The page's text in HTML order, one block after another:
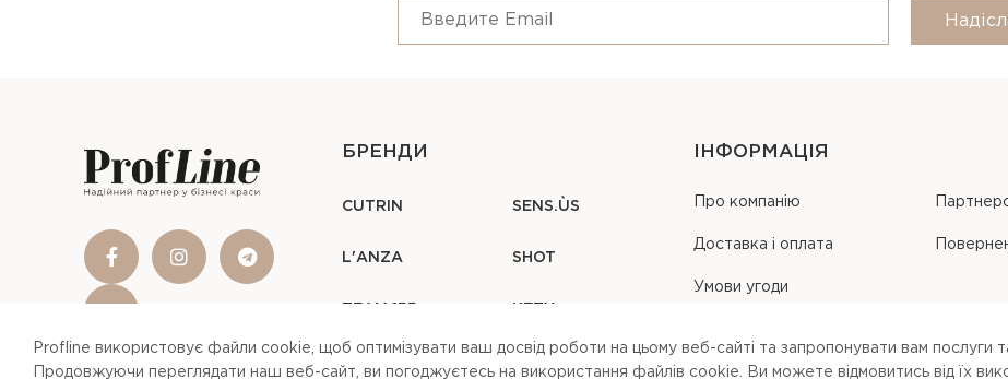
БРЕНДИ
CUTRIN SENS.ÙS
L'ANZA SHOT
ІНФОРМАЦІЯ
Про компанію
Доставка і оплата
Умови угоди
Profline використовує файли cookie, щоб оптимізувати ваш досвід роботи на цьому веб-сайті та запропонувати вам послуги та
Продовжуючи переглядати наш веб-сайт, ви погоджуєтесь на використання файлів cookie. Ви можете вiдмовитись вiд їх